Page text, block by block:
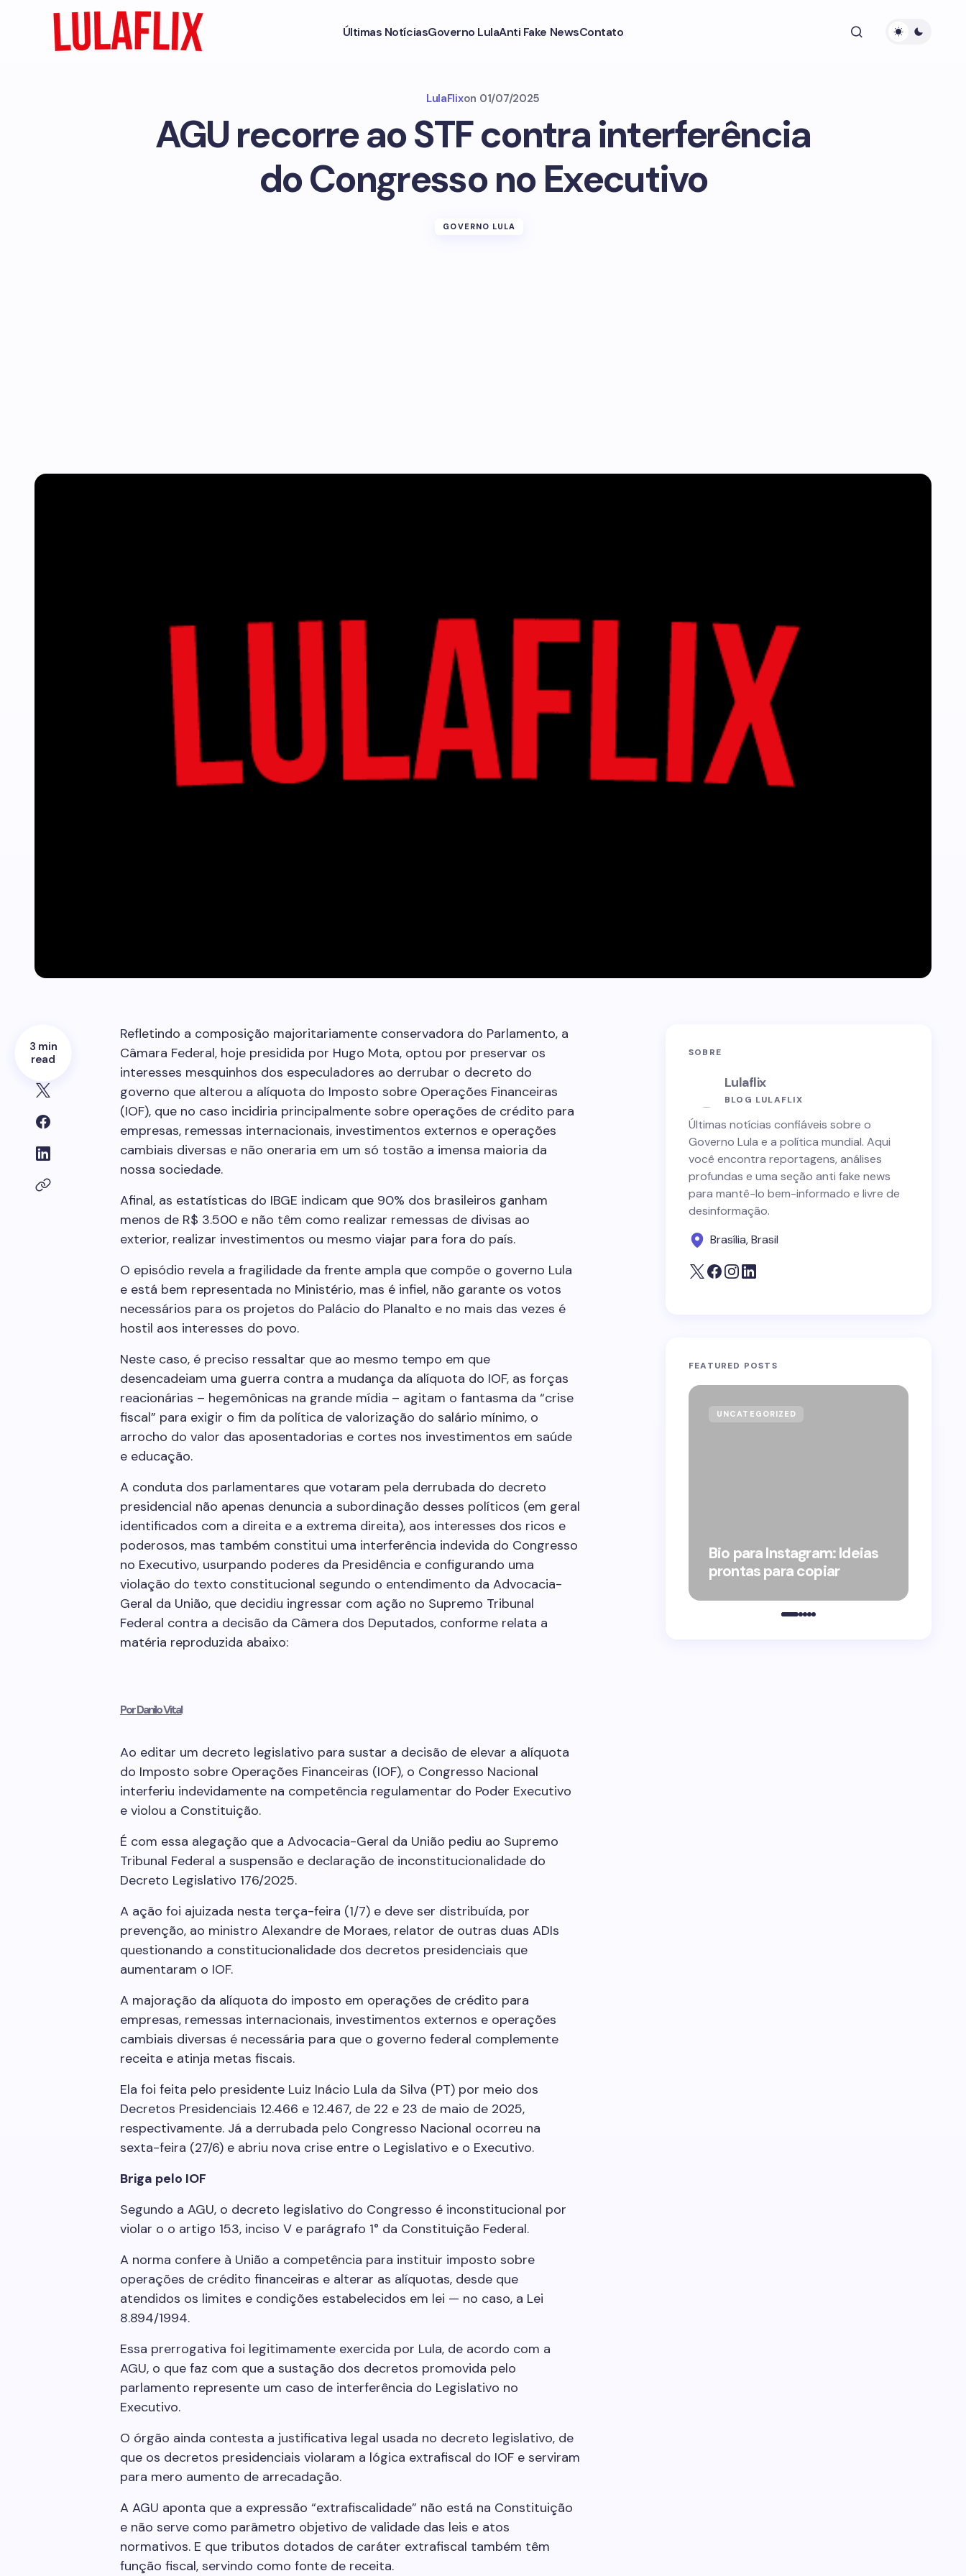
Últimas NotíciasGoverno LulaAnti Fake NewsContato
LulaFlixon 01/07/2025
AGU recorre ao STF contra interferência
do Congresso no Executivo
GOVERNO LULA
3 min
read
Refletindo a composição majoritariamente conservadora do Parlamento, a
Câmara Federal, hoje presidida por Hugo Mota, optou por preservar os
interesses mesquinhos dos especuladores ao derrubar o decreto do
governo que alterou a alíquota do Imposto sobre Operações Financeiras
(IOF), que no caso incidiria principalmente sobre operações de crédito para
empresas, remessas internacionais, investimentos externos e operações
cambiais diversas e não oneraria em um só tostão a imensa maioria da
nossa sociedade.
Afinal, as estatísticas do IBGE indicam que 90% dos brasileiros ganham
menos de R$ 3.500 e não têm como realizar remessas de divisas ao
exterior, realizar investimentos ou mesmo viajar para fora do país.
O episódio revela a fragilidade da frente ampla que compõe o governo Lula
e está bem representada no Ministério, mas é infiel, não garante os votos
necessários para os projetos do Palácio do Planalto e no mais das vezes é
hostil aos interesses do povo.
Neste caso, é preciso ressaltar que ao mesmo tempo em que
desencadeiam uma guerra contra a mudança da alíquota do IOF, as forças
reacionárias – hegemônicas na grande mídia – agitam o fantasma da “crise
fiscal” para exigir o fim da política de valorização do salário mínimo, o
arrocho do valor das aposentadorias e cortes nos investimentos em saúde
e educação.
A conduta dos parlamentares que votaram pela derrubada do decreto
presidencial não apenas denuncia a subordinação desses políticos (em geral
identificados com a direita e a extrema direita), aos interesses dos ricos e
poderosos, mas também constitui uma interferência indevida do Congresso
no Executivo, usurpando poderes da Presidência e configurando uma
violação do texto constitucional segundo o entendimento da Advocacia-
Geral da União, que decidiu ingressar com ação no Supremo Tribunal
Federal contra a decisão da Câmera dos Deputados, conforme relata a
matéria reproduzida abaixo:
Por Danilo Vital
Ao editar um decreto legislativo para sustar a decisão de elevar a alíquota
do Imposto sobre Operações Financeiras (IOF), o Congresso Nacional
interferiu indevidamente na competência regulamentar do Poder Executivo
e violou a Constituição.
É com essa alegação que a Advocacia-Geral da União pediu ao Supremo
Tribunal Federal a suspensão e declaração de inconstitucionalidade do
Decreto Legislativo 176/2025.
A ação foi ajuizada nesta terça-feira (1/7) e deve ser distribuída, por
prevenção, ao ministro Alexandre de Moraes, relator de outras duas ADIs
questionando a constitucionalidade dos decretos presidenciais que
aumentaram o IOF.
A majoração da alíquota do imposto em operações de crédito para
empresas, remessas internacionais, investimentos externos e operações
cambiais diversas é necessária para que o governo federal complemente
receita e atinja metas fiscais.
Ela foi feita pelo presidente Luiz Inácio Lula da Silva (PT) por meio dos
Decretos Presidenciais 12.466 e 12.467, de 22 e 23 de maio de 2025,
respectivamente. Já a derrubada pelo Congresso Nacional ocorreu na
sexta-feira (27/6) e abriu nova crise entre o Legislativo e o Executivo.
Briga pelo IOF
Segundo a AGU, o decreto legislativo do Congresso é inconstitucional por
violar o o artigo 153, inciso V e parágrafo 1° da Constituição Federal.
A norma confere à União a competência para instituir imposto sobre
operações de crédito financeiras e alterar as alíquotas, desde que
atendidos os limites e condições estabelecidos em lei — no caso, a Lei
8.894/1994.
Essa prerrogativa foi legitimamente exercida por Lula, de acordo com a
AGU, o que faz com que a sustação dos decretos promovida pelo
parlamento represente um caso de interferência do Legislativo no
Executivo.
O órgão ainda contesta a justificativa legal usada no decreto legislativo, de
que os decretos presidenciais violaram a lógica extrafiscal do IOF e serviram
para mero aumento de arrecadação.
A AGU aponta que a expressão “extrafiscalidade” não está na Constituição
e não serve como parâmetro objetivo de validade das leis e atos
normativos. E que tributos dotados de caráter extrafiscal também têm
função fiscal, servindo como fonte de receita.
SOBRE
Lulaflix
BLOG LULAFLIX
Últimas notícias confiáveis sobre o
Governo Lula e a política mundial. Aqui
você encontra reportagens, análises
profundas e uma seção anti fake news
para mantê-lo bem-informado e livre de
desinformação.
Brasília, Brasil
FEATURED POSTS
UNCATEGORIZED
Bio para Instagram: Ideias
prontas para copiar